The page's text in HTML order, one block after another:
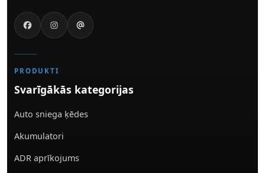
PRODUKTI
Svarīgākās kategorijas
Auto sniega ķēdes
Akumulatori
ADR aprīkojums